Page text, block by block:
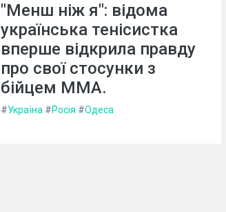
"Менш ніж я": відома
українська тенісистка
вперше відкрила правду
про свої стосунки з
бійцем MMA.
#Україна #Росія #Одеса